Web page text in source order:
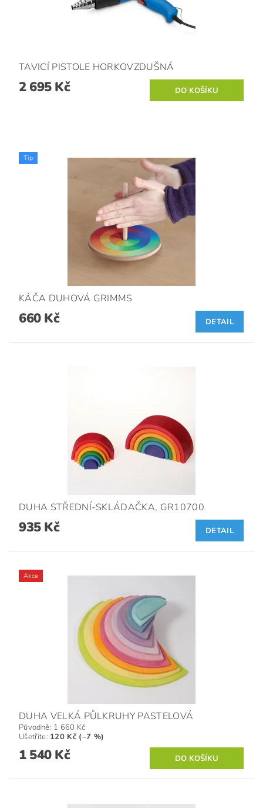
TAVICÍ PISTOLE HORKOVZDUŠNÁ
2 695 Kč
Tip
KÁČA DUHOVÁ GRIMMS
660 Kč DETAIL
DUHA STŘEDNÍ-SKLÁDAČKA, GR10700
935 Kč DETAIL
Akce
DUHA VELKÁ PŮLKRUHY PASTELOVÁ
Původně: 1 660 Kč
Ušetříte: 120 Kč (–7 %)
1 540 Kč